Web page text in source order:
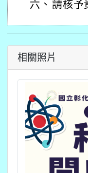
六、 請核予
相關照片